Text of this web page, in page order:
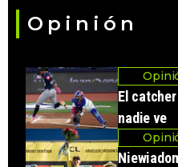
Opinión
El
nadie ve